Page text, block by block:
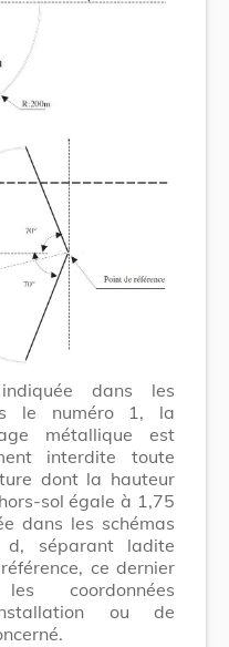
dans les
le numéro 1, la
métallique est
interdite toute
dont la hauteur
sol égale à 1,75
dans les schémas
séparant ladite
ce dernier
coordonnées
ou de